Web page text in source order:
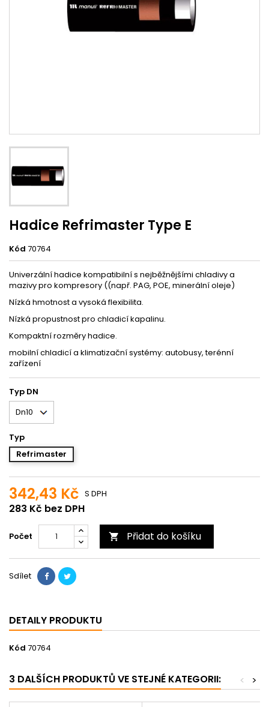
Hadice Refrimaster Type E
Kód 70764
Univerzální hadice kompatibilní s nejběžnějšími chladivy a
mazivy pro kompresory ((např. PAG, POE, minerální oleje)
Nízká hmotnost a vysoká flexibilita.
Nízká propustnost pro chladicí kapalinu.
Kompaktní rozměry hadice.
mobilní chladicí a klimatizační systémy: autobusy, terénní
zařízení
Typ DN
Typ
Refrimaster
342,43 Kč
283 Kč bez DPH
S DPH
Počet  Přidat do košíku
Sdílet
DETAILY PRODUKTU
Kód 70764
3 DALŠÍCH PRODUKTŮ VE STEJNÉ KATEGORII: >
<